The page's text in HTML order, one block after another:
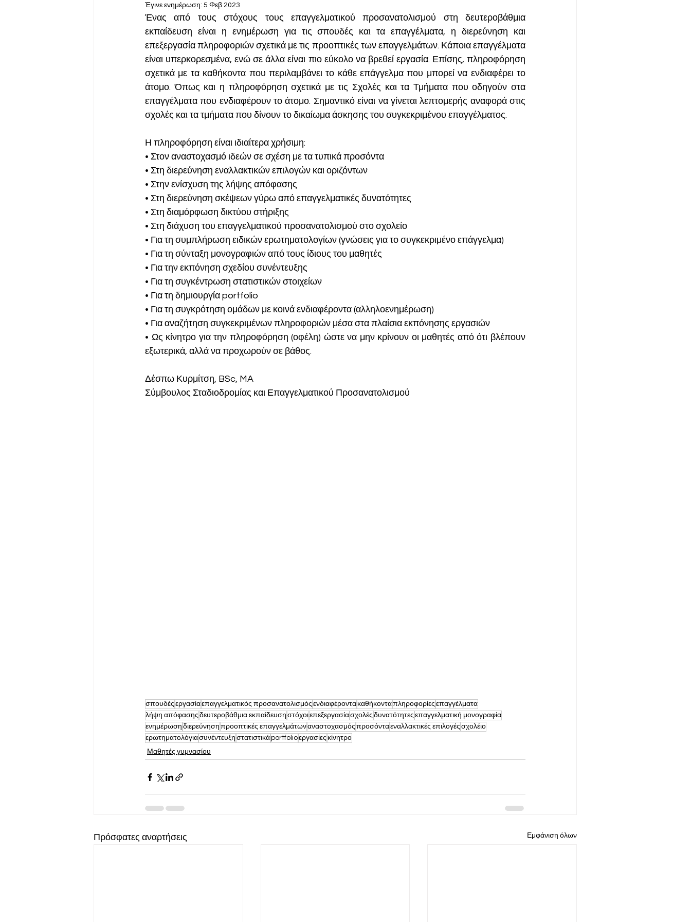
Γνωρίζοντας τα επαγγέλματα
Έγινε ενημέρωση: 5 Φεβ 2023
Ένας από τους στόχους τους επαγγελματικού προσανατολισμού στη δευτεροβάθμια
εκπαίδευση είναι η ενημέρωση για τις σπουδές και τα επαγγέλματα, η διερεύνηση και
επεξεργασία πληροφοριών σχετικά με τις προοπτικές των επαγγελμάτων. Κάποια επαγγέλματα
είναι υπερκορεσμένα, ενώ σε άλλα είναι πιο εύκολο να βρεθεί εργασία. Επίσης, πληροφόρηση
σχετικά με τα καθήκοντα που περιλαμβάνει το κάθε επάγγελμα που μπορεί να ενδιαφέρει το
άτομο. Όπως και η πληροφόρηση σχετικά με τις Σχολές και τα Τμήματα που οδηγούν στα
επαγγέλματα που ενδιαφέρουν το άτομο. Σημαντικό είναι να γίνεται λεπτομερής αναφορά στις
σχολές και τα τμήματα που δίνουν το δικαίωμα άσκησης του συγκεκριμένου επαγγέλματος.
Η πληροφόρηση είναι ιδιαίτερα χρήσιμη:
• Στον αναστοχασμό ιδεών σε σχέση με τα τυπικά προσόντα
• Στη διερεύνηση εναλλακτικών επιλογών και οριζόντων
• Στην ενίσχυση της λήψης απόφασης
• Στη διερεύνηση σκέψεων γύρω από επαγγελματικές δυνατότητες
• Στη διαμόρφωση δικτύου στήριξης
• Στη διάχυση του επαγγελματικού προσανατολισμού στο σχολείο
• Για τη συμπλήρωση ειδικών ερωτηματολογίων (γνώσεις για το συγκεκριμένο επάγγελμα)
• Για τη σύνταξη μονογραφιών από τους ίδιους του μαθητές
• Για την εκπόνηση σχεδίου συνέντευξης
• Για τη συγκέντρωση στατιστικών στοιχείων
• Για τη δημιουργία portfolio
• Για τη συγκρότηση ομάδων με κοινά ενδιαφέροντα (αλληλοενημέρωση)
• Για αναζήτηση συγκεκριμένων πληροφοριών μέσα στα πλαίσια εκπόνησης εργασιών
• Ως κίνητρο για την πληροφόρηση (οφέλη) ώστε να μην κρίνουν οι μαθητές από ότι βλέπουν
εξωτερικά, αλλά να προχωρούν σε βάθος.
Δέσπω Κυρμίτση, BSc, MA
Σύμβουλος Σταδιοδρομίας και Επαγγελματικού Προσανατολισμού
σπουδές εργασίαεπαγγελματικός προσανατολισμός ενδιαφέροντα καθήκονταπληροφορίες επαγγέλματα
λήψη απόφασης δευτεροβάθμια εκπαίδευση στόχοιεπεξεργασίασχολές δυνατότητες επαγγελματική μονογραφία
ενημέρωση διερεύνηση προοπτικές επαγγελμάτωναναστοχασμός προσόνταεναλλακτικές επιλογές σχολέιο
ερωτηματολόγιασυνέντευξη στατιστικάportfolioεργασίες κίνητρο
Μαθητές γυμνασίου
Πρόσφατες αναρτήσεις Εμφάνιση όλων